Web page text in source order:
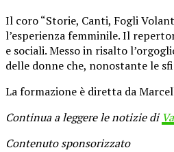
Il coro “Storie, Canti, Fogli
l’esperienza femminile. Il
e sociali. Messo in risalto
delle donne che, nonostante le
La formazione è diretta da
Continua a leggere le notizie di
Contenuto sponsorizzato